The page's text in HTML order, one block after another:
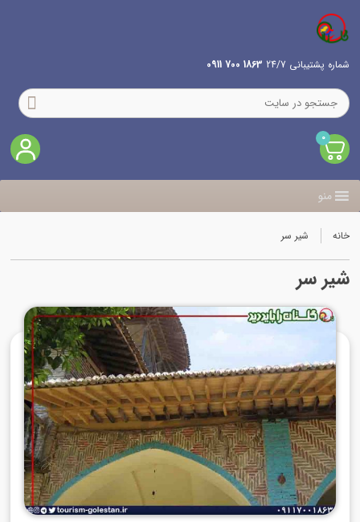
شماره پشتیبانی 24/7 1863 700 0911
0
منو
خانه شیر سر
شیر سر